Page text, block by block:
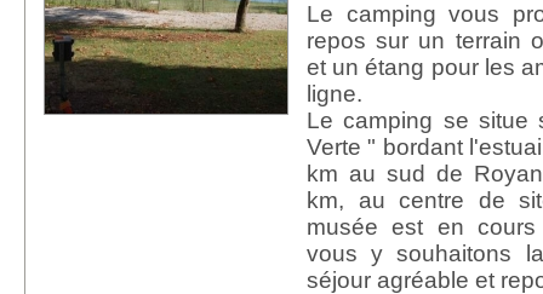
Le camping vous
repos sur un terrain
et un étang pour les
ligne.
Le camping se
Verte " bordant
km au sud de
km, au centre de
musée est en
vous y souhaitons
séjour agréable et